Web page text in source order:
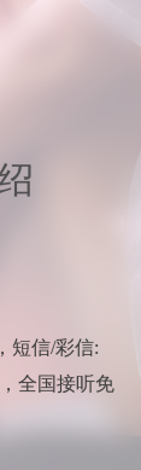
短信/彩信:
全国接听免